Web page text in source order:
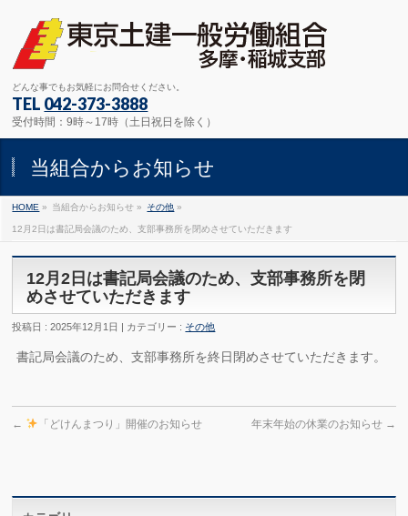
どんな事でもお気軽にお問合せください。
TEL 042-373-3888
受付時間：9時～17時（土日祝日を除く）
当組合からお知らせ
HOME » 当組合からお知らせ » その他 »
12月2日は書記局会議のため、支部事務所を閉めさせていただきます
12月2日は書記局会議のため、支部事務所を閉
めさせていただきます
投稿日 : 2025年12月1日 | カテゴリー : その他
書記局会議のため、支部事務所を終日閉めさせていただきます。
← 「どけんまつり」開催のお知らせ 年末年始の休業のお知らせ →